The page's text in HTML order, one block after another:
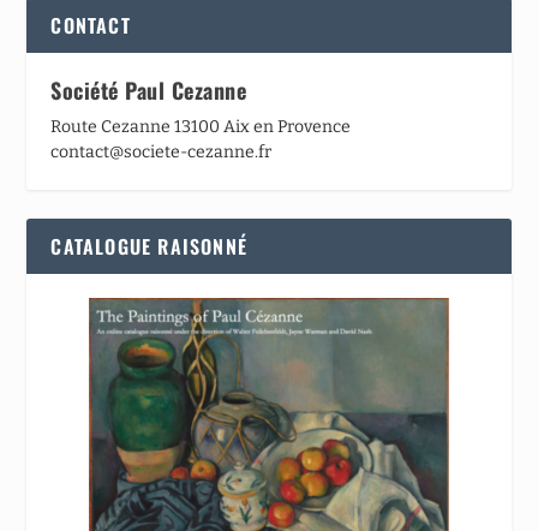
CONTACT
Société Paul Cezanne
Route Cezanne 13100 Aix en Provence
contact@societe-cezanne.fr
CATALOGUE RAISONNÉ